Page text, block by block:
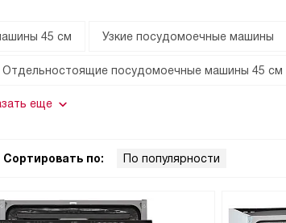
45 см Узкие посудомоечные машины
Отдельностоящие посудомоечные машины 45 см
еще
Сортировать по: По популярности